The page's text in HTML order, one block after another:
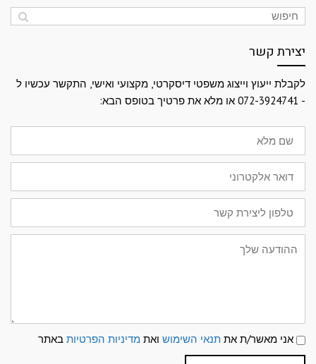
יצירת קשר
לקבלת ייעוץ וייצוג משפטי דיסקרטי, מקצועי ואישי, התקשר עכשיו ל
- 072-3924741 או מלא את פרטיך בטופס הבא:
שם
מלא
דואר
אלקטרוני
טלפון
ליצירת
קשר
ההודעה
שלך
תנאי
שימוש
ומדיניות
אני מאשר/ת את תנאי השימוש ואת מדיניות הפרטיות באתר